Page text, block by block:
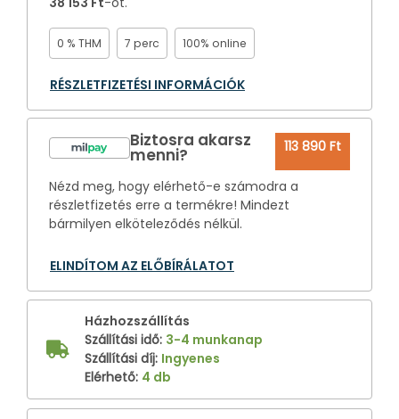
0 % THM 7 perc 100% online
RÉSZLETFIZETÉSI INFORMÁCIÓK
Biztosra akarsz
menni? 113 890 Ft
Nézd meg, hogy elérhető-e számodra a
részletfizetés erre a termékre! Mindezt
bármilyen elköteleződés nélkül.
ELINDÍTOM AZ ELŐBÍRÁLATOT
Házhozszállítás
Szállítási idő: 3-4 munkanap
Szállítási díj: Ingyenes
Elérhető: 4 db